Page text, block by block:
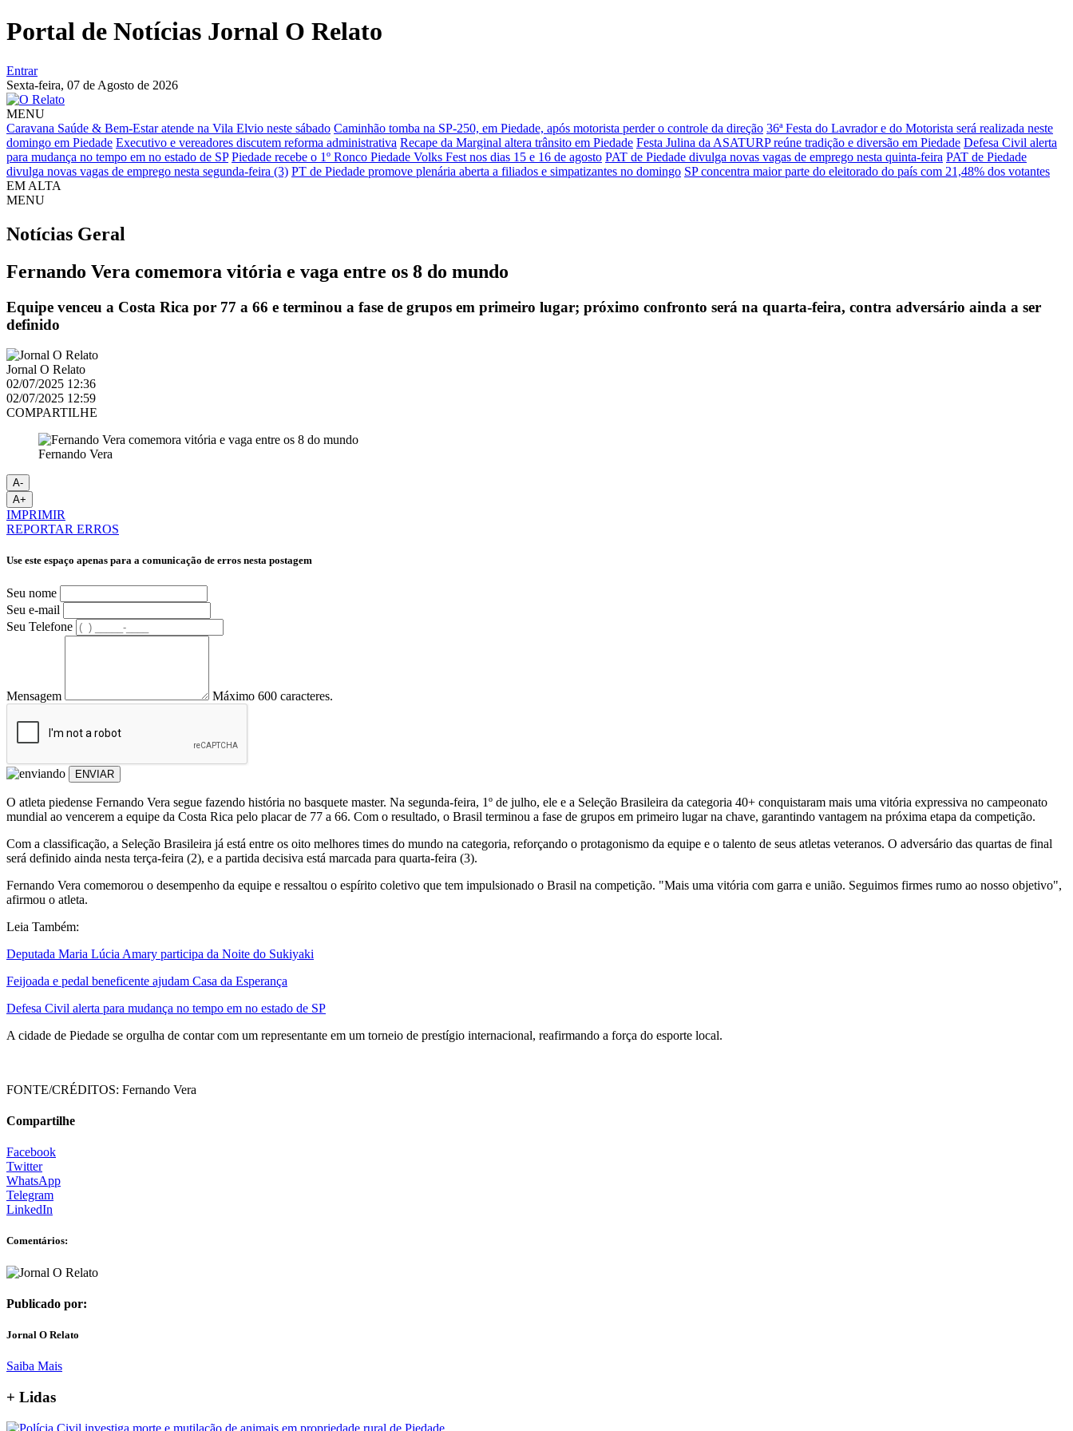
Portal de Notícias Jornal O Relato
Entrar
Sexta-feira, 07 de Agosto de 2026
MENU
Caravana Saúde & Bem-Estar atende na Vila Elvio neste sábado Caminhão tomba na SP-250, em Piedade, após motorista perder o controle da direção 36ª Festa do Lavrador e do Motorista será realizada neste
domingo em Piedade Executivo e vereadores discutem reforma administrativa Recape da Marginal altera trânsito em Piedade Festa Julina da ASATURP reúne tradição e diversão em Piedade Defesa Civil alerta
para mudança no tempo em no estado de SP Piedade recebe o 1º Ronco Piedade Volks Fest nos dias 15 e 16 de agosto PAT de Piedade divulga novas vagas de emprego nesta quinta-feira PAT de Piedade
divulga novas vagas de emprego nesta segunda-feira (3) PT de Piedade promove plenária aberta a filiados e simpatizantes no domingo SP concentra maior parte do eleitorado do país com 21,48% dos votantes
EM ALTA
MENU
Notícias Geral
Fernando Vera comemora vitória e vaga entre os 8 do mundo
Equipe venceu a Costa Rica por 77 a 66 e terminou a fase de grupos em primeiro lugar; próximo confronto será na quarta-feira, contra adversário ainda a ser
definido
Jornal O Relato
02/07/2025 12:36
02/07/2025 12:59
COMPARTILHE
Fernando Vera
A-
A+
IMPRIMIR
REPORTAR ERROS
Use este espaço apenas para a comunicação de erros nesta postagem
Seu nome
Seu e-mail
Seu Telefone
Mensagem Máximo 600 caracteres.
ENVIAR
O atleta piedense Fernando Vera segue fazendo história no basquete master. Na segunda-feira, 1º de julho, ele e a Seleção Brasileira da categoria 40+ conquistaram mais uma vitória expressiva no campeonato
mundial ao vencerem a equipe da Costa Rica pelo placar de 77 a 66. Com o resultado, o Brasil terminou a fase de grupos em primeiro lugar na chave, garantindo vantagem na próxima etapa da competição.
Com a classificação, a Seleção Brasileira já está entre os oito melhores times do mundo na categoria, reforçando o protagonismo da equipe e o talento de seus atletas veteranos. O adversário das quartas de final
será definido ainda nesta terça-feira (2), e a partida decisiva está marcada para quarta-feira (3).
Fernando Vera comemorou o desempenho da equipe e ressaltou o espírito coletivo que tem impulsionado o Brasil na competição. "Mais uma vitória com garra e união. Seguimos firmes rumo ao nosso objetivo",
afirmou o atleta.
Leia Também:
Deputada Maria Lúcia Amary participa da Noite do Sukiyaki
Feijoada e pedal beneficente ajudam Casa da Esperança
Defesa Civil alerta para mudança no tempo em no estado de SP
A cidade de Piedade se orgulha de contar com um representante em um torneio de prestígio internacional, reafirmando a força do esporte local.
FONTE/CRÉDITOS: Fernando Vera
Compartilhe
Facebook
Twitter
WhatsApp
Telegram
LinkedIn
Comentários:
Publicado por:
Jornal O Relato
Saiba Mais
+ Lidas